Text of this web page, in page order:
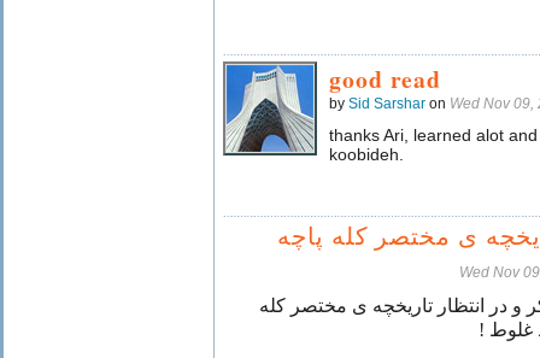
good read
by Sid Sarshar on Wed Nov 09,
thanks Ari, learned alot
koobideh.
ی مختصر کله پاچه
Wed Nov
و در انتظار تاریخچه ی مختصر کله
غلوط !